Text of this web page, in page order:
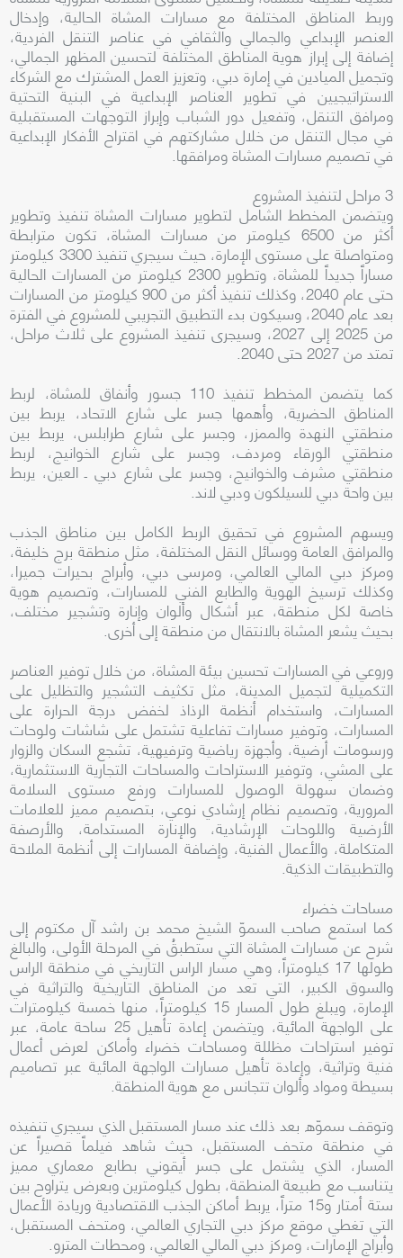
وربط المناطق المختلفة مع مسارات المشاة الحالية، وإدخال
العنصر الإبداعي والجمالي والثقافي في عناصر التنقل الفردية،
إضافة إلى إبراز هوية المناطق المختلفة لتحسين المظهر الجمالي،
وتجميل الميادين في إمارة دبي، وتعزيز العمل المشترك مع الشركاء
الاستراتيجيين في تطوير العناصر الإبداعية في البنية التحتية
ومرافق التنقل، وتفعيل دور الشباب وإبراز التوجهات المستقبلية
في مجال التنقل من خلال مشاركتهم في اقتراح الأفكار الإبداعية
في تصميم مسارات المشاة ومرافقها.
3 مراحل لتنفيذ المشروع
ويتضمن المخطط الشامل لتطوير مسارات المشاة تنفيذ وتطوير
أكثر من 6500 كيلومتر من مسارات المشاة، تكون مترابطة
ومتواصلة على مستوى الإمارة، حيث سيجري تنفيذ 3300 كيلومتر
مساراً جديداً للمشاة، وتطوير 2300 كيلومتر من المسارات الحالية
حتى عام 2040، وكذلك تنفيذ أكثر من 900 كيلومتر من المسارات
بعد عام 2040، وسيكون بدء التطبيق التجريبي للمشروع في الفترة
من 2025 إلى 2027، وسيجرى تنفيذ المشروع على ثلاث مراحل،
تمتد من 2027 حتى 2040.
كما يتضمن المخطط تنفيذ 110 جسور وأنفاق للمشاة، لربط
المناطق الحضرية، وأهمها جسر على شارع الاتحاد، يربط بين
منطقتي النهدة والممزر، وجسر على شارع طرابلس، يربط بين
منطقتي الورقاء ومردف، وجسر على شارع الخوانيج، لربط
منطقتي مشرف والخوانيج، وجسر على شارع دبي ـ العين، يربط
بين واحة دبي للسيلكون ودبي لاند.
ويسهم المشروع في تحقيق الربط الكامل بين مناطق الجذب
والمرافق العامة ووسائل النقل المختلفة، مثل منطقة برج خليفة،
ومركز دبي المالي العالمي، ومرسى دبي، وأبراج بحيرات جميرا،
وكذلك ترسيخ الهوية والطابع الفني للمسارات، وتصميم هوية
خاصة لكل منطقة، عبر أشكال وألوان وإنارة وتشجير مختلف،
بحيث يشعر المشاة بالانتقال من منطقة إلى أخرى.
وروعي في المسارات تحسين بيئة المشاة، من خلال توفير العناصر
التكميلية لتجميل المدينة، مثل تكثيف التشجير والتظليل على
المسارات، واستخدام أنظمة الرذاذ لخفض درجة الحرارة على
المسارات، وتوفير مسارات تفاعلية تشتمل على شاشات ولوحات
ورسومات أرضية، وأجهزة رياضية وترفيهية، تشجع السكان والزوار
على المشي، وتوفير الاستراحات والمساحات التجارية الاستثمارية،
وضمان سهولة الوصول للمسارات ورفع مستوى السلامة
المرورية، وتصميم نظام إرشادي نوعي، بتصميم مميز للعلامات
الأرضية واللوحات الإرشادية، والإنارة المستدامة، والأرصفة
المتكاملة، والأعمال الفنية، وإضافة المسارات إلى أنظمة الملاحة
والتطبيقات الذكية.
مساحات خضراء
كما استمع صاحب السموّ الشيخ محمد بن راشد آل مكتوم إلى
شرح عن مسارات المشاة التي ستطبقُ في المرحلة الأولى، والبالغ
طولها 17 كيلومتراً، وهي مسار الراس التاريخي في منطقة الراس
والسوق الكبير، التي تعد من المناطق التاريخية والتراثية في
الإمارة، ويبلغ طول المسار 15 كيلومتراً، منها خمسة كيلومترات
على الواجهة المائية، ويتضمن إعادة تأهيل 25 ساحة عامة، عبر
توفير استراحات مظللة ومساحات خضراء وأماكن لعرض أعمال
فنية وتراثية، وإعادة تأهيل مسارات الواجهة المائية عبر تصاميم
بسيطة ومواد وألوان تتجانس مع هوية المنطقة.
وتوقف سموّه بعد ذلك عند مسار المستقبل الذي سيجري تنفيذه
في منطقة متحف المستقبل، حيث شاهد فيلماً قصيراً عن
المسار، الذي يشتمل على جسر أيقوني بطابع معماري مميز
يتناسب مع طبيعة المنطقة، بطول كيلومترين وبعرض يتراوح بين
ستة أمتار و15 متراً، يربط أماكن الجذب الاقتصادية وريادة الأعمال
التي تغطي موقع مركز دبي التجاري العالمي، ومتحف المستقبل،
وأبراج الإمارات، ومركز دبي المالي العالمي، ومحطات المترو.